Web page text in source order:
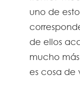
uno de
de ellos
mucho
es cosa de